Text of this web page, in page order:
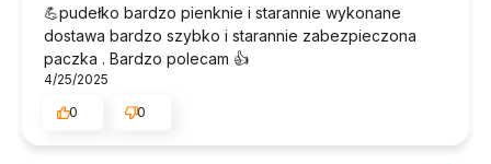
💪pudełko bardzo pienknie i starannie wykonane
dostawa bardzo szybko i starannie zabezpieczona
paczka . Bardzo polecam 👍️
4/25/2025
0
0